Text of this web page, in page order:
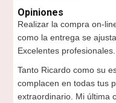
Opiniones
Realizar la compra on-
como la entrega se
Excelentes profesionales.
Tanto Ricardo como su
complacen en todas tus
extraordinario. Mi última